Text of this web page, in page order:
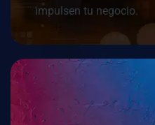
impulsen tu negocio.